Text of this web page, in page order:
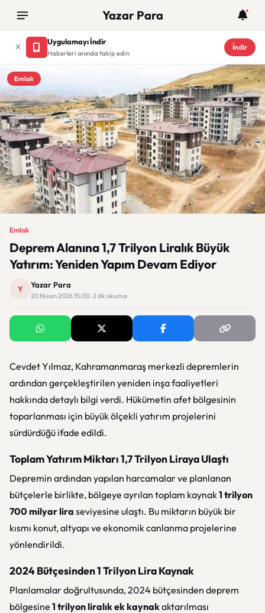
Yazar Para
Uygulamayı İndir
Haberleri anında takip edin
İndir
Emlak
Emlak
Deprem Alanına 1,7 Trilyon Liralık Büyük
Yatırım: Yeniden Yapım Devam Ediyor
Y Yazar Para
20 Nisan 2026 15:00 · 2 dk okuma
Cevdet Yılmaz, Kahramanmaraş merkezli depremlerin
ardından gerçekleştirilen yeniden inşa faaliyetleri
hakkında detaylı bilgi verdi. Hükümetin afet bölgesinin
toparlanması için büyük ölçekli yatırım projelerini
sürdürdüğü ifade edildi.
Toplam Yatırım Miktarı 1,7 Trilyon Liraya Ulaştı
Depremin ardından yapılan harcamalar ve planlanan
bütçelerle birlikte, bölgeye ayrılan toplam kaynak1 trilyon
700 milyar lira seviyesine ulaştı. Bu miktarın büyük bir
kısmı konut, altyapı ve ekonomik canlanma projelerine
yönlendirildi.
2024 Bütçesinden 1 Trilyon Lira Kaynak
Planlamalar doğrultusunda, 2024 bütçesinden deprem
bölgesine 1 trilyon liralık ek kaynakaktarılması